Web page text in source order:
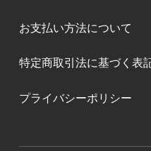
お支払い方法について
特定商取引法に基づく表
プライバシーポリシー